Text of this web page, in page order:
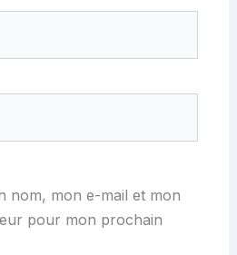
nom, mon e-mail et mon
pour mon prochain